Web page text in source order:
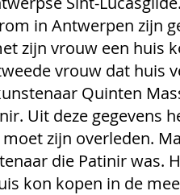
in Antwerpen zijn
zijn vrouw een huis
vrouw dat huis
Quinten
Uit deze gegevens
zijn overleden.
die Patinir was.
kon kopen in de